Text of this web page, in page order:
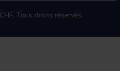
Tous droits réservés.